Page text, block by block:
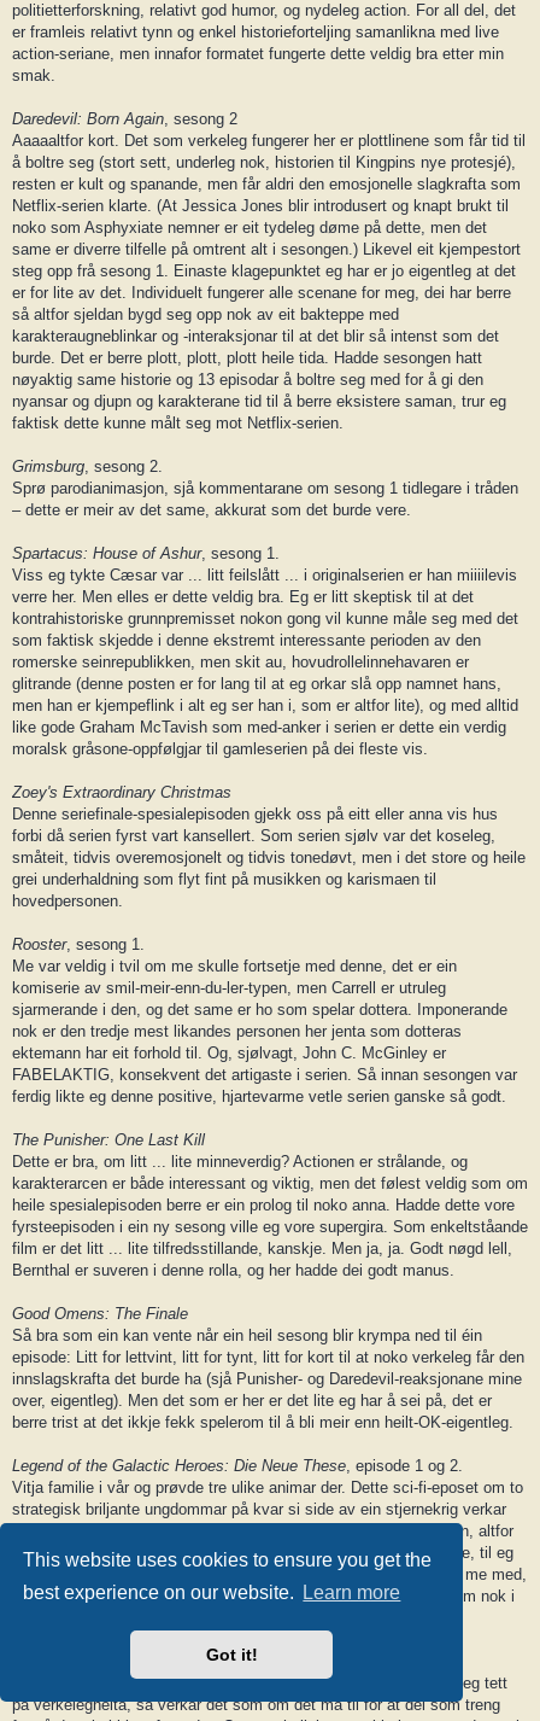
This website uses cookies to ensure you get the
best experience on our website.
Learn more
Got it!
politietterforskning, relativt god humor, og nydeleg action. For all del, det
er framleis relativt tynn og enkel historieforteljing samanlikna med live
action-seriane, men innafor formatet fungerte dette veldig bra etter min
smak.
Daredevil: Born Again, sesong 2
Aaaaaltfor kort. Det som verkeleg fungerer her er plottlinene som får tid til
å boltre seg (stort sett, underleg nok, historien til Kingpins nye protesjé),
resten er kult og spanande, men får aldri den emosjonelle slagkrafta som
Netflix-serien klarte. (At Jessica Jones blir introdusert og knapt brukt til
noko som Asphyxiate nemner er eit tydeleg døme på dette, men det
same er diverre tilfelle på omtrent alt i sesongen.) Likevel eit kjempestort
steg opp frå sesong 1. Einaste klagepunktet eg har er jo eigentleg at det
er for lite av det. Individuelt fungerer alle scenane for meg, dei har berre
så altfor sjeldan bygd seg opp nok av eit bakteppe med
karakteraugneblinkar og -interaksjonar til at det blir så intenst som det
burde. Det er berre plott, plott, plott heile tida. Hadde sesongen hatt
nøyaktig same historie og 13 episodar å boltre seg med for å gi den
nyansar og djupn og karakterane tid til å berre eksistere saman, trur eg
faktisk dette kunne målt seg mot Netflix-serien.
Grimsburg, sesong 2.
Sprø parodianimasjon, sjå kommentarane om sesong 1 tidlegare i tråden
– dette er meir av det same, akkurat som det burde vere.
Spartacus: House of Ashur, sesong 1.
Viss eg tykte Cæsar var ... litt feilslått ... i originalserien er han miiiilevis
verre her. Men elles er dette veldig bra. Eg er litt skeptisk til at det
kontrahistoriske grunnpremisset nokon gong vil kunne måle seg med det
som faktisk skjedde i denne ekstremt interessante perioden av den
romerske seinrepublikken, men skit au, hovudrollelinnehavaren er
glitrande (denne posten er for lang til at eg orkar slå opp namnet hans,
men han er kjempeflink i alt eg ser han i, som er altfor lite), og med alltid
like gode Graham McTavish som med-anker i serien er dette ein verdig
moralsk gråsone-oppfølgjar til gamleserien på dei fleste vis.
Zoey's Extraordinary Christmas
Denne seriefinale-spesialepisoden gjekk oss på eitt eller anna vis hus
forbi då serien fyrst vart kansellert. Som serien sjølv var det koseleg,
småteit, tidvis overemosjonelt og tidvis tonedøvt, men i det store og heile
grei underhaldning som flyt fint på musikken og karismaen til
hovedpersonen.
Rooster, sesong 1.
Me var veldig i tvil om me skulle fortsetje med denne, det er ein
komiserie av smil-meir-enn-du-ler-typen, men Carrell er utruleg
sjarmerande i den, og det same er ho som spelar dottera. Imponerande
nok er den tredje mest likandes personen her jenta som dotteras
ektemann har eit forhold til. Og, sjølvagt, John C. McGinley er
FABELAKTIG, konsekvent det artigaste i serien. Så innan sesongen var
ferdig likte eg denne positive, hjartevarme vetle serien ganske så godt.
The Punisher: One Last Kill
Dette er bra, om litt ... lite minneverdig? Actionen er strålande, og
karakterarcen er både interessant og viktig, men det følest veldig som om
heile spesialepisoden berre er ein prolog til noko anna. Hadde dette vore
fyrsteepisoden i ein ny sesong ville eg vore supergira. Som enkeltståande
film er det litt ... lite tilfredsstillande, kanskje. Men ja, ja. Godt nøgd lell,
Bernthal er suveren i denne rolla, og her hadde dei godt manus.
Good Omens: The Finale
Så bra som ein kan vente når ein heil sesong blir krympa ned til éin
episode: Litt for lettvint, litt for tynt, litt for kort til at noko verkeleg får den
innslagskrafta det burde ha (sjå Punisher- og Daredevil-reaksjonane mine
over, eigentleg). Men det som er her er det lite eg har å sei på, det er
berre trist at det ikkje fekk spelerom til å bli meir enn heilt-OK-eigentleg.
Legend of the Galactic Heroes: Die Neue These, episode 1 og 2.
Vitja familie i vår og prøvde tre ulike animar der. Dette sci-fi-eposet om to
strategisk briljante ungdommar på kvar si side av ein stjernekrig verkar
veldig opp mi gate, men det er diverre absolutt ikkje for ektefellen, altfor
mykje prating og intriger, så den ligg no på langsiktig vent, diverre, til eg
har tid til å sjå den på eiga hand. (Dei andre to animane fortsette me med,
men er framleis ikkje ferdige med fyrstesesongane av, så dei kjem nok i
Her fekk dei skuta godt i hamn, tykte eg. Og om det er overtydeleg tett
på verkelegheita, så verkar det som om det må til for at dei som treng